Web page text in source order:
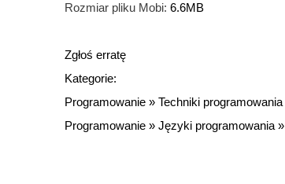
Rozmiar pliku Mobi: 6.6MB
Zgłoś erratę
Kategorie:
Programowanie » Techniki programowania
Programowanie » Języki programowania »